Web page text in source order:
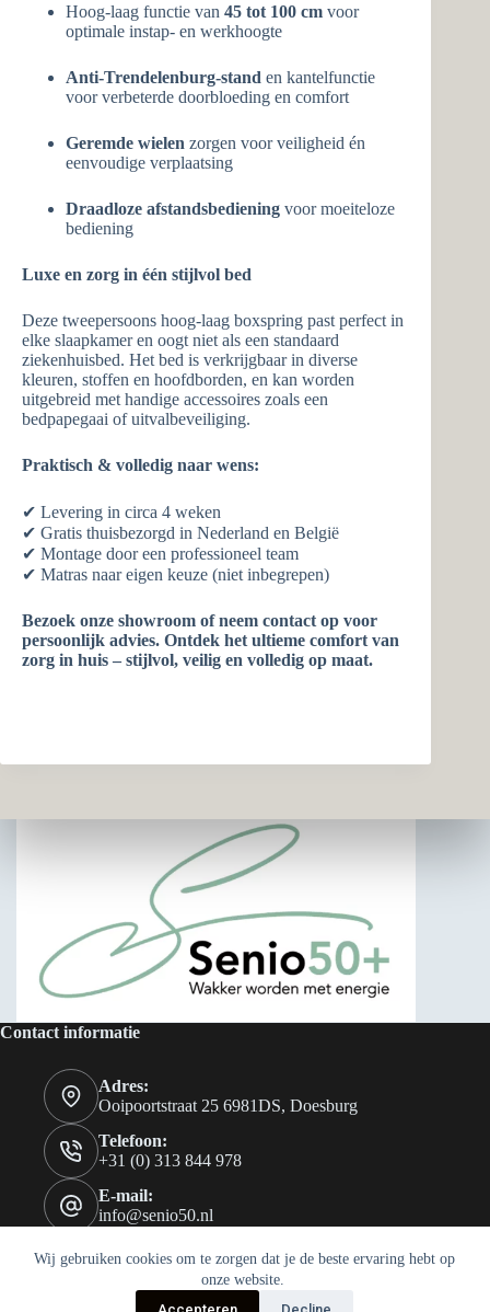
Wij gebruiken cookies om te zorgen dat je de beste ervaring hebt op
onze website.
Hoog-laag functie van 45 tot 100 cm voor
optimale instap- en werkhoogte
Anti-Trendelenburg-stand en kantelfunctie
voor verbeterde doorbloeding en comfort
Geremde wielen zorgen voor veiligheid én
eenvoudige verplaatsing
Draadloze afstandsbediening voor moeiteloze
bediening
Luxe en zorg in één stijlvol bed
Deze tweepersoons hoog-laag boxspring past perfect in
elke slaapkamer en oogt niet als een standaard
ziekenhuisbed. Het bed is verkrijgbaar in diverse
kleuren, stoffen en hoofdborden, en kan worden
uitgebreid met handige accessoires zoals een
bedpapegaai of uitvalbeveiliging.
Praktisch & volledig naar wens:
✔ Levering in circa 4 weken
✔ Gratis thuisbezorgd in Nederland en België
✔ Montage door een professioneel team
✔ Matras naar eigen keuze (niet inbegrepen)
Bezoek onze showroom of neem contact op voor
persoonlijk advies. Ontdek het ultieme comfort van
zorg in huis – stijlvol, veilig en volledig op maat.
Contact informatie
Adres:
Ooipoortstraat 25 6981DS, Doesburg
Telefoon:
+31 (0) 313 844 978
E-mail:
info@senio50.nl